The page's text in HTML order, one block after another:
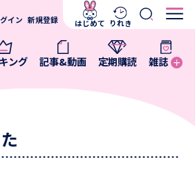
ング 記事&動画 定期購読 雑誌
イン 新規登録 はじめて りれき